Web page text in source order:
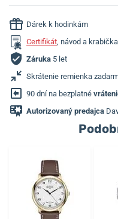
Dárek k hodinkám
Certifikát, návod a krabička
Záruka 5 let
Skrátenie remienka
90 dní na bezplatné
Autorizovaný predajca